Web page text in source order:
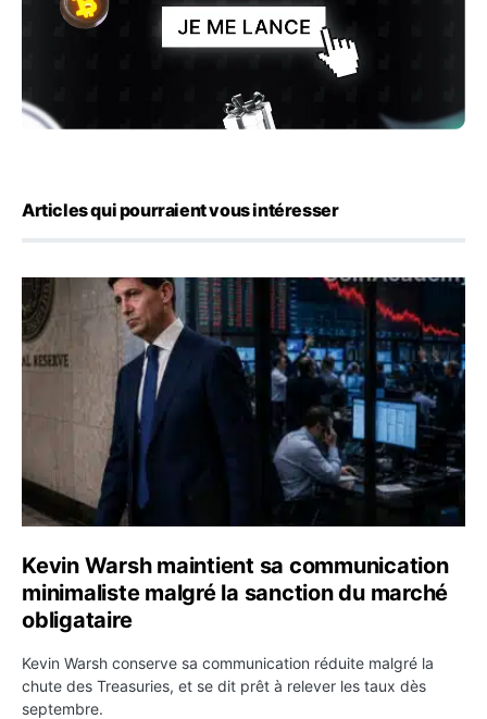
Articles qui pourraient vous intéresser
Kevin Warsh maintient sa communication minimaliste
Kevin Warsh maintient sa communication
minimaliste malgré la sanction du marché
obligataire
Kevin Warsh conserve sa communication réduite malgré la
chute des Treasuries, et se dit prêt à relever les taux dès
septembre.